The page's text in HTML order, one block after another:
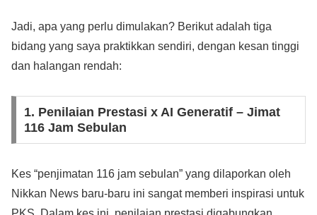
Jadi, apa yang perlu dimulakan? Berikut adalah tiga
bidang yang saya praktikkan sendiri, dengan kesan tinggi
dan halangan rendah:
1. Penilaian Prestasi x AI Generatif – Jimat
116 Jam Sebulan
Kes “penjimatan 116 jam sebulan” yang dilaporkan oleh
Nikkan News baru-baru ini sangat memberi inspirasi untuk